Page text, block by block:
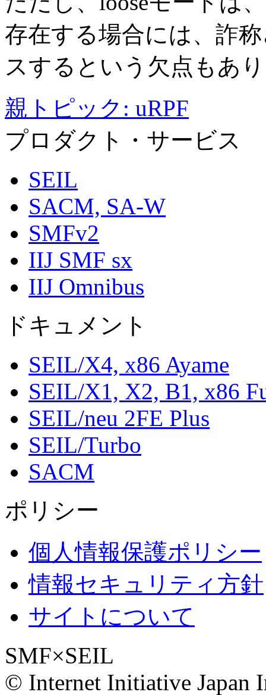
存在する場合には、詐
スするという欠点もあ
親トピック : uRPF
プロダクト・サービス
SEIL
SACM, SA-W
SMFv2
IIJ SMF sx
IIJ Omnibus
ドキュメント
SEIL/X4, x86 Ayame
SEIL/X1, X2, B1, x86
SEIL/neu 2FE Plus
SEIL/Turbo
SACM
ポリシー
個人情報保護ポリシー
情報セキュリティ方針
サイトについて
SMF×SEIL
© Internet Initiative Japan